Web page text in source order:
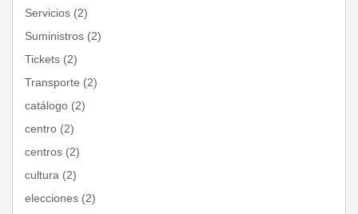
Servicios (2)
Suministros (2)
Tickets (2)
Transporte (2)
catálogo (2)
centro (2)
centros (2)
cultura (2)
elecciones (2)